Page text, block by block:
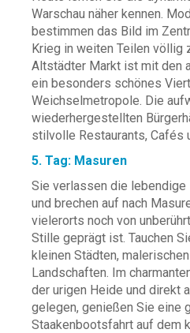
Warschau näher kennen.
bestimmen das Bild im
Krieg in weiten Teilen völlig
Altstädter Markt ist mit den
ein besonders schönes
Weichselmetropole. Die
wiederhergestellten
stilvolle Restaurants, Cafés
5. Tag: Masuren
Sie verlassen die lebendige
und brechen auf nach
vielerorts noch von
Stille geprägt ist. Tauchen
kleinen Städten,
Landschaften. Im
der urigen Heide und direkt
gelegen, genießen Sie eine
Staakenbootsfahrt auf dem